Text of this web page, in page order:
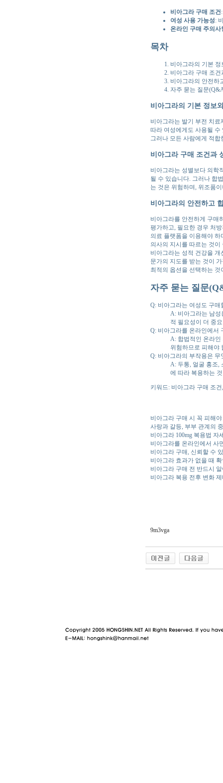
비아그라 구매 조건
여성 사용 가능성:
온라인 구매 주의사
목차
비아그라의 기본
비아그라 구매 조건
비아그라의 안전하
자주 묻는 질문
비아그라의 기본 정보
비아그라는 발기 부전 치
따라 여성에게도 사용될
그러나 모든 사람에게 적
비아그라 구매 조건과
비아그라는 성별보다 의학
될 수 있습니다. 그러나 합
는 것은 위험하며, 위조품
비아그라의 안전하고
비아그라를 안전하게 구매
평가하고, 필요한 경우 처
의료 플랫폼을 이용해야
의사의 지시를 따르는 것이
비아그라는 성적 건강을
문가의 지도를 받는 것이
최적의 옵션을 선택하는 것
자주 묻는 질문
Q: 비아그라는 여성도 구매
A: 비아그라는 남
적 필요성이 더 중
Q: 비아그라를 온라인에서
A: 합법적인 온라
위험하므로 피해야
Q: 비아그라의 부작용은 무
A: 두통, 얼굴 홍조,
에 따라 복용하는
키워드: 비아그라 구매 조
비아그라 구매 시 꼭 피해
사랑과 갈등, 부부 관계의
비아그라 100mg 복용법 자
비아그라를 온라인에서 사
비아그라 구매, 신뢰할 수
비아그라 효과가 없을 때
비아그라 구매 전 반드시
비아그라 복용 전후 변화
9m3vga